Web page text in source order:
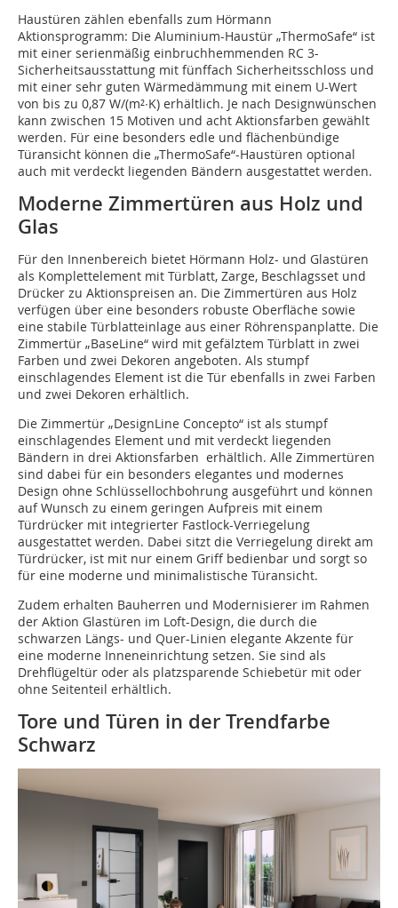
Haustüren zählen ebenfalls zum Hörmann
Aktionsprogramm: Die Aluminium-Haustür „ThermoSafe“ ist
mit einer serienmäßig einbruchhemmenden RC 3-
Sicherheitsausstattung mit fünffach Sicherheitsschloss und
mit einer sehr guten Wärmedämmung mit einem U-Wert
von bis zu 0,87 W/(m²∙K) erhältlich. Je nach Designwünschen
kann zwischen 15 Motiven und acht Aktionsfarben gewählt
werden. Für eine besonders edle und flächenbündige
Türansicht können die „ThermoSafe“-Haustüren optional
auch mit verdeckt liegenden Bändern ausgestattet werden.
Moderne Zimmertüren aus Holz und
Glas
Für den Innenbereich bietet Hörmann Holz- und Glastüren
als Komplettelement mit Türblatt, Zarge, Beschlagsset und
Drücker zu Aktionspreisen an. Die Zimmertüren aus Holz
verfügen über eine besonders robuste Oberfläche sowie
eine stabile Türblatteinlage aus einer Röhrenspanplatte. Die
Zimmertür „BaseLine“ wird mit gefälztem Türblatt in zwei
Farben und zwei Dekoren angeboten. Als stumpf
einschlagendes Element ist die Tür ebenfalls in zwei Farben
und zwei Dekoren erhältlich.
Die Zimmertür „DesignLine Concepto“ ist als stumpf
einschlagendes Element und mit verdeckt liegenden
Bändern in drei Aktionsfarben erhältlich. Alle Zimmertüren
sind dabei für ein besonders elegantes und modernes
Design ohne Schlüssellochbohrung ausgeführt und können
auf Wunsch zu einem geringen Aufpreis mit einem
Türdrücker mit integrierter Fastlock-Verriegelung
ausgestattet werden. Dabei sitzt die Verriegelung direkt am
Türdrücker, ist mit nur einem Griff bedienbar und sorgt so
für eine moderne und minimalistische Türansicht.
Zudem erhalten Bauherren und Modernisierer im Rahmen
der Aktion Glastüren im Loft-Design, die durch die
schwarzen Längs- und Quer-Linien elegante Akzente für
eine moderne Inneneinrichtung setzen. Sie sind als
Drehflügeltür oder als platzsparende Schiebetür mit oder
ohne Seitenteil erhältlich.
Tore und Türen in der Trendfarbe
Schwarz